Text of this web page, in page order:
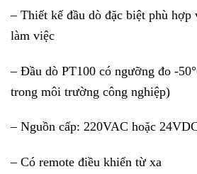
– Thiết kế đầu dò đặc biệt phù
làm việc
– Đầu dò PT100 có ngưỡng đo -
trong môi trường công nghiệp)
– Nguồn cấp: 220VAC hoặc
– Có remote điều khiển từ xa